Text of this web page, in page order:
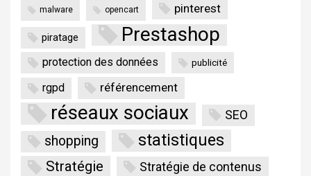
malware opencart pinterest
piratage Prestashop
protection des données publicité
rgpd référencement
réseaux sociaux SEO
shopping statistiques
Stratégie Stratégie de contenus